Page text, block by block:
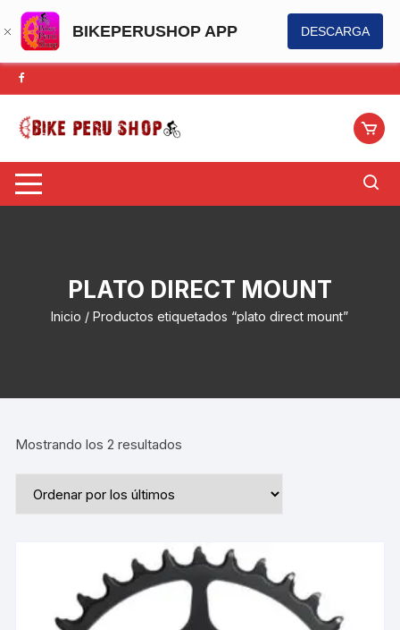
BIKEPERUSHOP APP DESCARGA
Saltar
al
contenido
PLATO DIRECT MOUNT
Inicio / Productos etiquetados “plato direct mount”
Mostrando los 2 resultados